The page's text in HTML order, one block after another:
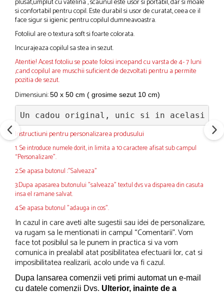
si confortabil pentru copil. Este durabil si usor de curatat, ceea ce il
face sigur si igienic pentru copilul dumneavoastra.
Fotoliul are o textura soft si foarte colorata.
Incurajeaza copilul sa stea in sezut.
Atentie! Acest fotoliu se poate folosi incepand cu varsta de 4- 7 luni
,cand copilul are muschii suficient de dezvoltati pentru a permite
pozitia de sezut.
Dimensiuni:50 x 50 cm ( grosime sezut 10 cm)
Un cadou original, unic si in acelasi
Instructiuni pentru personalizarea produsului
1. Se introduce numele dorit, in limita a 10 caractere afisat sub campul
“Personalizare”.
2.Se apasa butonul :"Salveaza"
3.Dupa apasarea butonului "salveaza" textul dvs va disparea din casuta
insa el ramane salvat.
4.Se apasa butonul "adauga in cos".
In cazul in care aveti alte sugestii sau idei de personalizare,
va rugam sa le mentionati in campul “Comentarii”. Vom
face tot posibilul sa le punem in practica si va vom
comunica in prealabil atat posibilitatea efectuarii lor, cat si
imposibilitatea realizarii, acolo unde va fi cazul.
Dupa lansarea comenzii veti primi automat un e-mail
cu datele comenzii Dvs. Ulterior, inainte de a